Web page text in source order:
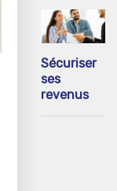
Sécuriser
ses
revenus